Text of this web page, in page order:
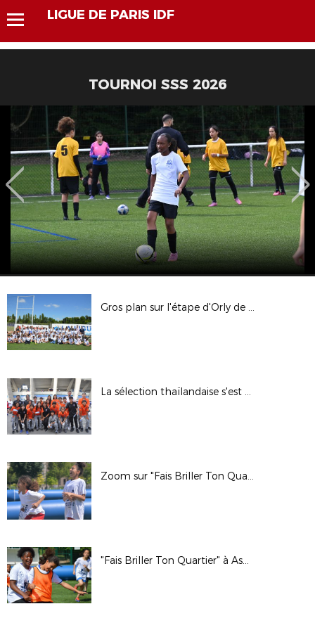
LIGUE DE PARIS IDF
TOURNOI SSS 2026
Gros plan sur l'étape d'Orly de "Fais Briller Ton Quartier"
La sélection thaïlandaise s'est bien amusée.
Zoom sur "Fais Briller Ton Quartier" à Trappes.
"Fais Briller Ton Quartier" à Asnières et Saint-Denis.